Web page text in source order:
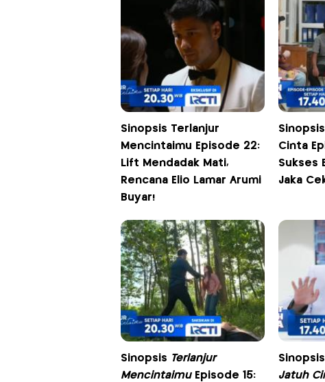
Sinopsis Terlanjur
Mencintaimu Episode 22:
Lift Mendadak Mati,
Rencana Elio Lamar Arumi
Buyar!
Cinta
Sukses
Jaka
Sinopsis Terlanjur
MencintaimuEpisode 15:
Jatuh